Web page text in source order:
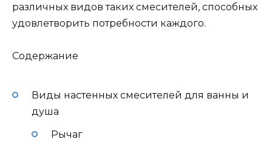
различных видов таких смесителей, способных
удовлетворить потребности каждого.
Содержание
Виды настенных смесителей для ванны и
душа
Рычаг